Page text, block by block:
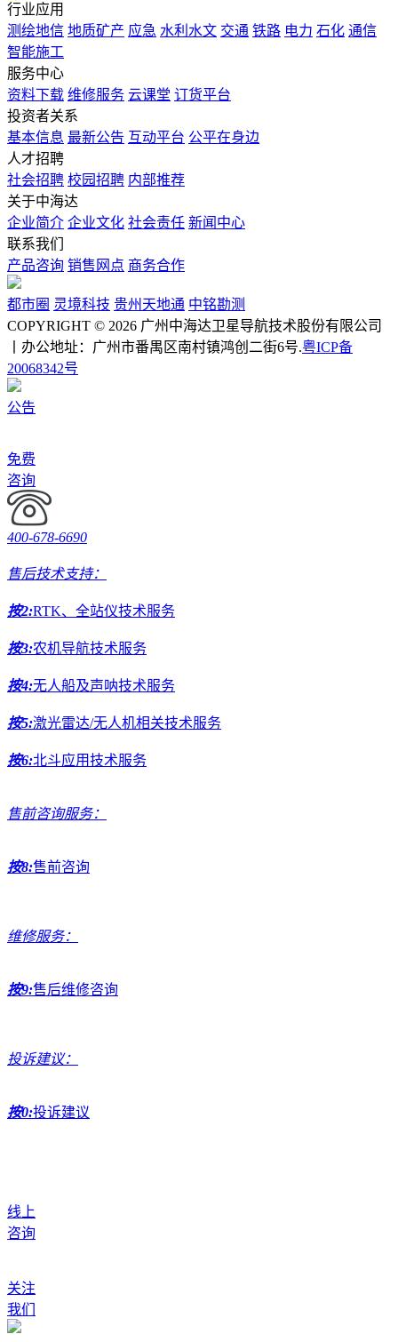
行业应用
测绘地信 地质矿产 应急 水利水文 交通 铁路 电力 石化 通信
智能施工
服务中心
资料下载 维修服务 云课堂 订货平台
投资者关系
基本信息 最新公告 互动平台 公平在身边
人才招聘
社会招聘 校园招聘 内部推荐
关于中海达
企业简介 企业文化 社会责任 新闻中心
联系我们
产品咨询 销售网点 商务合作
都市圈 灵境科技 贵州天地通 中铭勘测
COPYRIGHT © 2026 广州中海达卫星导航技术股份有限公司
丨办公地址：广州市番禺区南村镇鸿创二街6号.粤ICP备
20068342号
公告
免费
咨询
400-678-6690
售后技术支持：
按2:RTK、全站仪技术服务
按3:农机导航技术服务
按4:无人船及声呐技术服务
按5:激光雷达/无人机相关技术服务
按6:北斗应用技术服务
售前咨询服务：
按8:售前咨询
维修服务：
按9:售后维修咨询
投诉建议：
按0:投诉建议
线上
咨询
关注
我们